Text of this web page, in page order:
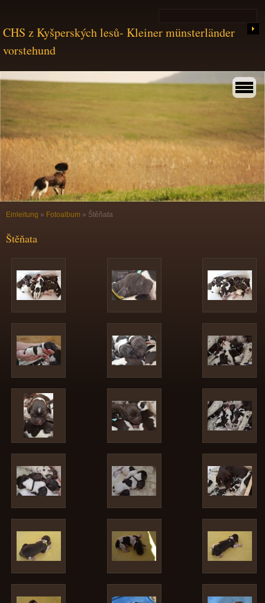
CHS z Kyšperských lesů- Kleiner münsterländer
vorstehund
Einleitung » Fotoalbum » Štěňata
Štěňata